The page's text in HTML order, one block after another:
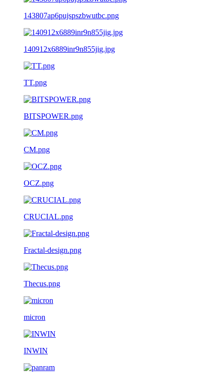
143807ap6pujspszbwutbc.png
140912x6889inr9n855jig.jpg
TT.png
BITSPOWER.png
CM.png
OCZ.png
CRUCIAL.png
Fractal-design.png
Thecus.png
micron
INWIN